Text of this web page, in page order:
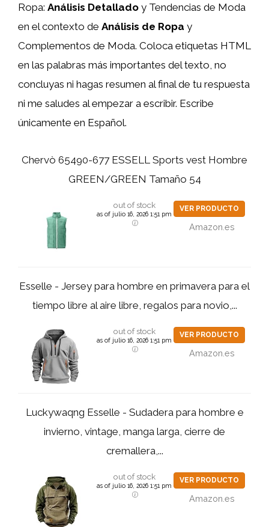
Ropa: Análisis Detallado y Tendencias de Moda
en el contexto de Análisis de Ropa y
Complementos de Moda. Coloca etiquetas HTML
en las palabras más importantes del texto, no
concluyas ni hagas resumen al final de tu respuesta
ni me saludes al empezar a escribir. Escribe
únicamente en Español.
Chervò 65490-677 ESSELL Sports vest Hombre
GREEN/GREEN Tamaño 54
out of stock
as of julio 16, 2026 1:51 pm
VER PRODUCTO
Amazon.es
Esselle - Jersey para hombre en primavera para el
tiempo libre al aire libre, regalos para novio,...
out of stock
as of julio 16, 2026 1:51 pm
VER PRODUCTO
Amazon.es
Luckywaqng Esselle - Sudadera para hombre e
invierno, vintage, manga larga, cierre de
cremallera,...
out of stock
as of julio 16, 2026 1:51 pm
VER PRODUCTO
Amazon.es